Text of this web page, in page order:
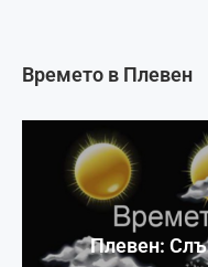
Времето в Плевен
Плевен: